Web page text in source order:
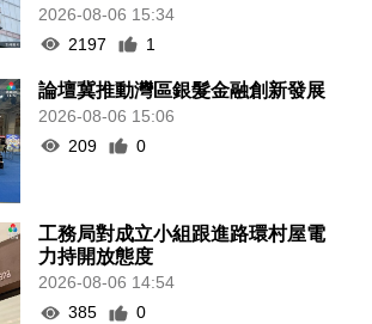
2026-08-06 15:34
2197
1
論壇冀推動灣區銀髮金融創新發展
2026-08-06 15:06
209
0
工務局對成立小組跟進路環村屋電
力持開放態度
2026-08-06 14:54
385
0